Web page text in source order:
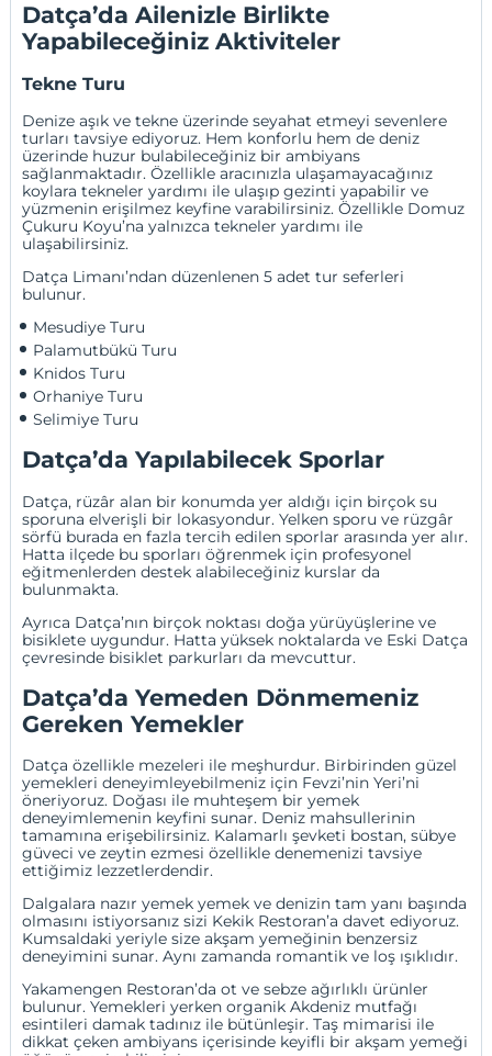
Datça’da Ailenizle Birlikte
Yapabileceğiniz Aktiviteler
Tekne Turu
Denize aşık ve tekne üzerinde seyahat etmeyi sevenlere
turları tavsiye ediyoruz. Hem konforlu hem de deniz
üzerinde huzur bulabileceğiniz bir ambiyans
sağlanmaktadır. Özellikle aracınızla ulaşamayacağınız
koylara tekneler yardımı ile ulaşıp gezinti yapabilir ve
yüzmenin erişilmez keyfine varabilirsiniz. Özellikle Domuz
Çukuru Koyu’na yalnızca tekneler yardımı ile
ulaşabilirsiniz.
Datça Limanı’ndan düzenlenen 5 adet tur seferleri
bulunur.
Mesudiye Turu
Palamutbükü Turu
Knidos Turu
Orhaniye Turu
Selimiye Turu
Datça’da Yapılabilecek Sporlar
Datça, rüzâr alan bir konumda yer aldığı için birçok su
sporuna elverişli bir lokasyondur. Yelken sporu ve rüzgâr
sörfü burada en fazla tercih edilen sporlar arasında yer alır.
Hatta ilçede bu sporları öğrenmek için profesyonel
eğitmenlerden destek alabileceğiniz kurslar da
bulunmakta.
Ayrıca Datça’nın birçok noktası doğa yürüyüşlerine ve
bisiklete uygundur. Hatta yüksek noktalarda ve Eski Datça
çevresinde bisiklet parkurları da mevcuttur.
Datça’da Yemeden Dönmemeniz
Gereken Yemekler
Datça özellikle mezeleri ile meşhurdur. Birbirinden güzel
yemekleri deneyimleyebilmeniz için Fevzi’nin Yeri’ni
öneriyoruz. Doğası ile muhteşem bir yemek
deneyimlemenin keyfini sunar. Deniz mahsullerinin
tamamına erişebilirsiniz. Kalamarlı şevketi bostan, sübye
güveci ve zeytin ezmesi özellikle denemenizi tavsiye
ettiğimiz lezzetlerdendir.
Dalgalara nazır yemek yemek ve denizin tam yanı başında
olmasını istiyorsanız sizi Kekik Restoran’a davet ediyoruz.
Kumsaldaki yeriyle size akşam yemeğinin benzersiz
deneyimini sunar. Aynı zamanda romantik ve loş ışıklıdır.
Yakamengen Restoran’da ot ve sebze ağırlıklı ürünler
bulunur. Yemekleri yerken organik Akdeniz mutfağı
esintileri damak tadınız ile bütünleşir. Taş mimarisi ile
dikkat çeken ambiyans içerisinde keyifli bir akşam yemeği